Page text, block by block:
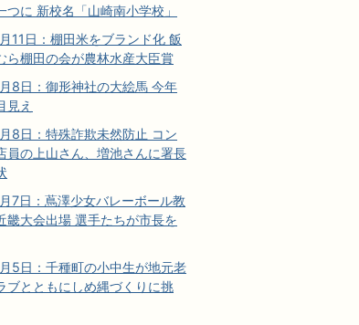
つに 新校名「山崎南小学校」
11日：棚田米をブランド化 飯
ら棚田の会が農林水産大臣賞
8日：御形神社の大絵馬 今年
見え
8日：特殊詐欺未然防止 コン
員の上山さん、増池さんに署長
7日：蔦澤少女バレーボール教
畿大会出場 選手たちが市長を
5日：千種町の小中生が地元老
ブとともにしめ縄づくりに挑